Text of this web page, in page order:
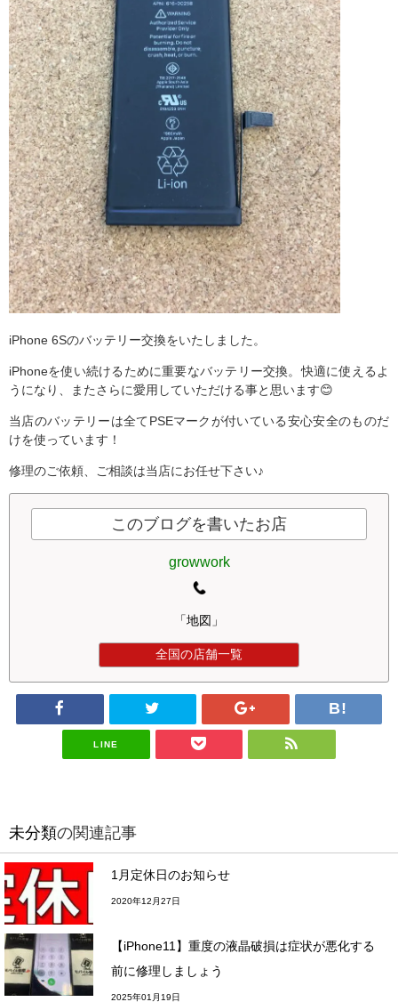
iPhone 6Sのバッテリー交換をいたしました。
iPhoneを使い続けるために重要なバッテリー交換。快適に使えるよ
うになり、またさらに愛用していただける事と思います😊
当店のバッテリーは全てPSEマークが付いている安心安全のものだ
けを使っています！
修理のご依頼、ご相談は当店にお任せ下さい♪
このブログを書いたお店
growwork
「地図」
全国の店舗一覧
LINE
未分類の関連記事
1月定休日のお知らせ
2020年12月27日
【iPhone11】重度の液晶破損は症状が悪化する
前に修理しましょう
2025年01月19日